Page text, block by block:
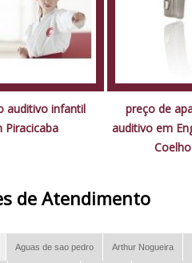
auditivo infantil
Piracicaba
preço de
auditivo em
Coelho
de Atendimento
Aguas de sao pedro Arthur Nogueira